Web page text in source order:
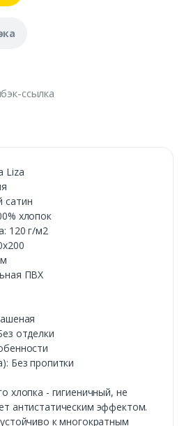
ссылка
Liza
сатин
хлопок
120 г/м2
ПВХ
отделки
Без пропитки
хлопка - гигиеничный, не
антистатическим эффектом.
к многократным